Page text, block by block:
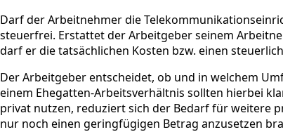
Darf der Arbeitnehmer die
steuerfrei. Erstattet der Arbeitgeber seinem
darf er die tatsächlichen Kosten bzw. einen
Der Arbeitgeber entscheidet, ob und in welchem
einem Ehegatten-Arbeitsverhältnis sollten hierbei
privat nutzen, reduziert sich der Bedarf für weitere
nur noch einen geringfügigen Betrag anzusetzen